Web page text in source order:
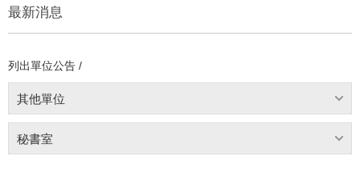
最新消息
列出單位公告 /
其他單位
秘書室